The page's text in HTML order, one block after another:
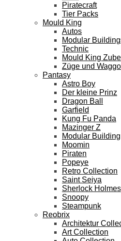
Piratecraft
Tier Packs
Mould King
Autos
Modular
Technic
Mould King
Züge und
Pantasy
Astro Boy
Der kleine Prinz
Dragon Ball
Garfield
Kung Fu Panda
Mazinger Z
Modular Building
Moomin
Piraten
Popeye
Retro Collection
Saint Seiya
Sherlock Holmes
Snoopy
Steampunk
Reobrix
Architektur
Art Collection